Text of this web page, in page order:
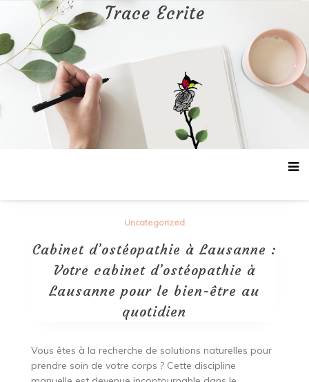
contenu
Trace Ecrite
Uncategorized
Cabinet d’ostéopathie à Lausanne :
Votre cabinet d’ostéopathie à
Lausanne pour le bien-être au
quotidien
Vous êtes à la recherche de solutions naturelles pour
prendre soin de votre corps ? Cette discipline